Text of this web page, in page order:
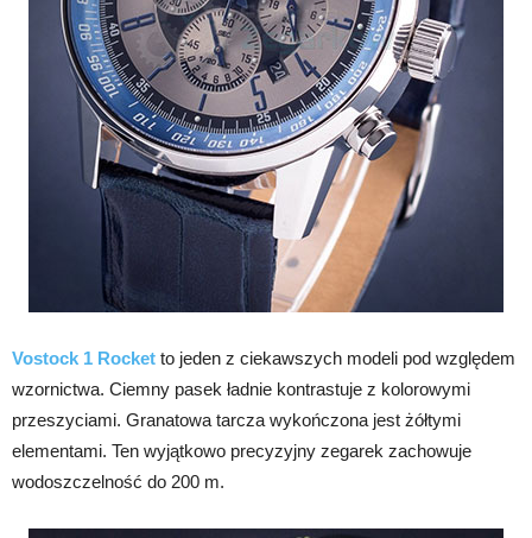
Vostock 1 Rocket to jeden z ciekawszych modeli pod względem
wzornictwa. Ciemny pasek ładnie kontrastuje z kolorowymi
przeszyciami. Granatowa tarcza wykończona jest żółtymi
elementami. Ten wyjątkowo precyzyjny zegarek zachowuje
wodoszczelność do 200 m.